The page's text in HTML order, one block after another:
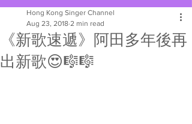
《新歌速遞》阿田多年後再
出新歌😍🎼🎼
Hong Kong Singer Channel
Aug 23, 2018 2 min read